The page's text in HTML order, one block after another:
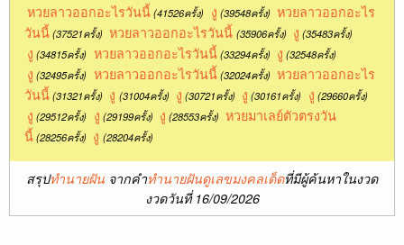
หวยลาวออกอะไรวันนี้ (41526ครั้ง) งู (39548ครั้ง) หวยลาวออกอะไร
วันนี้(37521ครั้ง) หวยลาวออกอะไรวันนี้ (35906ครั้ง) งู (35483ครั้ง)
งู (34815ครั้ง) หวยลาวออกอะไรวันนี้ (33294ครั้ง) งู (32548ครั้ง)
งู (32495ครั้ง) หวยลาวออกอะไรวันนี้ (32024ครั้ง) หวยลาวออกอะไร
วันนี้(31321ครั้ง) งู (31004ครั้ง) งู (30721ครั้ง) งู (30161ครั้ง) งู (29660ครั้ง)
งู (29512ครั้ง) งู (29199ครั้ง) งู (28553ครั้ง) หวยมาเลย์ตัวตรงวัน
นี้(28256ครั้ง) งู (28204ครั้ง)
สรุปทำนายฝัน จากคำทำนายฝันดูเลขมงคลเด็ดที่มีผู้ค้นหาในงวด
งวดวันที่ 16/09/2026